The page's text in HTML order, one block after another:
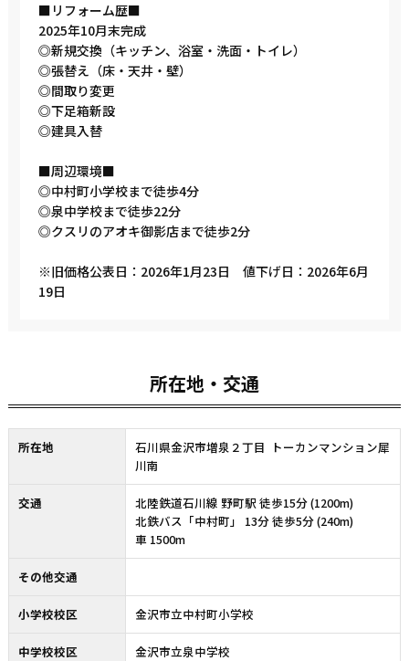
■リフォーム歴■
2025年10月末完成
◎新規交換（キッチン、浴室・洗面・トイレ）
◎張替え（床・天井・壁）
◎間取り変更
◎下足箱新設
◎建具入替
■周辺環境■
◎中村町小学校まで徒歩4分
◎泉中学校まで徒歩22分
◎クスリのアオキ御影店まで徒歩2分
※旧価格公表日：2026年1月23日 値下げ日：2026年6月
19日
所在地・交通
所在地
石川県金沢市増泉２丁目 トーカンマンション犀
川南
交通
北陸鉄道石川線 野町駅 徒歩15分 (1200m)
北鉄バス「中村町」 13分 徒歩5分 (240m)
車 1500m
その他交通
小学校校区 金沢市立中村町小学校
中学校校区 金沢市立泉中学校